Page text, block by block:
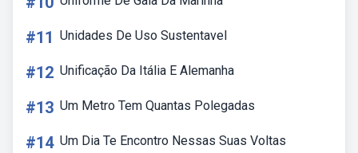
#11 Unidades De Uso Sustentavel
#12 Unificação Da Itália E Alemanha
#13 Um Metro Tem Quantas Polegadas
#14 Um Dia Te Encontro Nessas Suas Voltas